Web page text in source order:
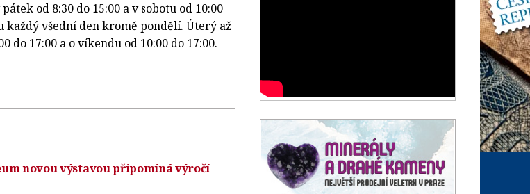
od 8:30 do 15:00 a v sobotu od 10:00
každý všední den kromě pondělí. Úterý až
do 17:00 a o víkendu od 10:00 do 17:00.
novou výstavou připomíná výročí